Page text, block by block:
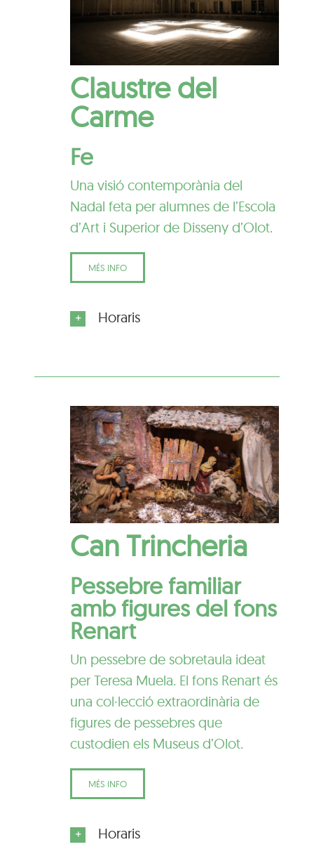
Claustre del
Carme
Fe
Una visió contemporània del
Nadal feta per alumnes de l’Escola
d’Art i Superior de Disseny d’Olot.
MÉS INFO
Horaris
Can Trincheria
Pessebre familiar
amb figures del fons
Renart
Un pessebre de sobretaula ideat
per Teresa Muela. El fons Renart és
una col·lecció extraordinària de
figures de pessebres que
custodien els Museus d’Olot.
MÉS INFO
Horaris